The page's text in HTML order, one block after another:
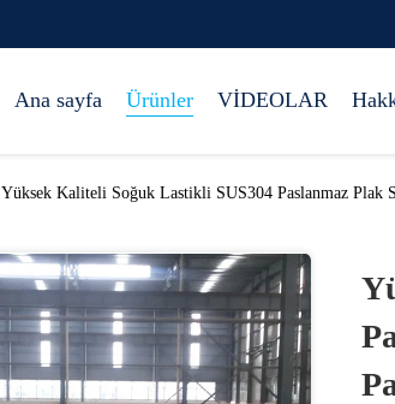
Ana sayfa Ürünler VİDEOLAR
Yüksek Kaliteli Soğuk Lastikli SUS304 Paslanmaz Plak